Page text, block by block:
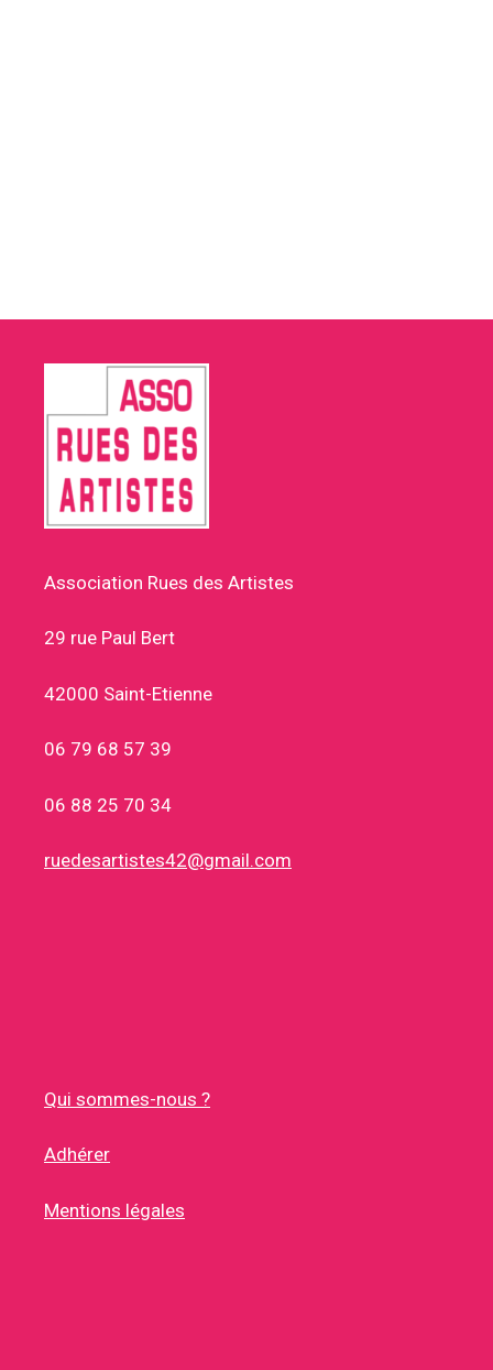
Association Rues des Artistes
29 rue Paul Bert
42000 Saint-Etienne
06 79 68 57 39
06 88 25 70 34
ruedesartistes42@gmail.com
Qui sommes-nous ?
Adhérer
Mentions légales